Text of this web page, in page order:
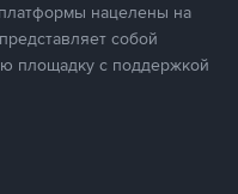
нацелены на
собой
площадку с поддержкой